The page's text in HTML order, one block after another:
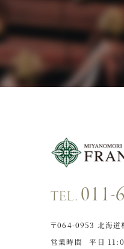
TEL. 011-
〒064-0953 北海道
営業時間
平日